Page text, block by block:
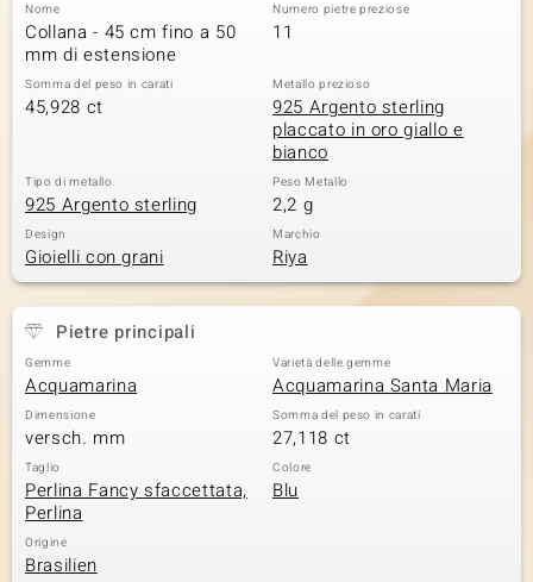
Nome
Collana - 45 cm fino a 50
mm di estensione
Numero pietre preziose
11
Somma del peso in carati
45,928 ct
Metallo prezioso
925 Argento sterling
placcato in oro giallo e
bianco
Tipo di metallo
925 Argento sterling
Peso Metallo
2,2 g
Design
Gioielli con grani
Marchio
Riya
Pietre principali
Gemme
Acquamarina
Varietà delle gemme
Acquamarina Santa Maria
Dimensione
versch. mm
Somma del peso in carati
27,118 ct
Taglio
Perlina Fancy sfaccettata,
Perlina
Colore
Blu
Origine
Brasilien